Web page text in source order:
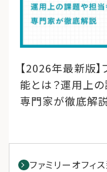
【2026年最新版】
能とは？運用上
専門家が徹底解
ファミリーオフィ